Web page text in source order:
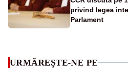
privind legea
Parlament
URMĂREȘTE-NE PE